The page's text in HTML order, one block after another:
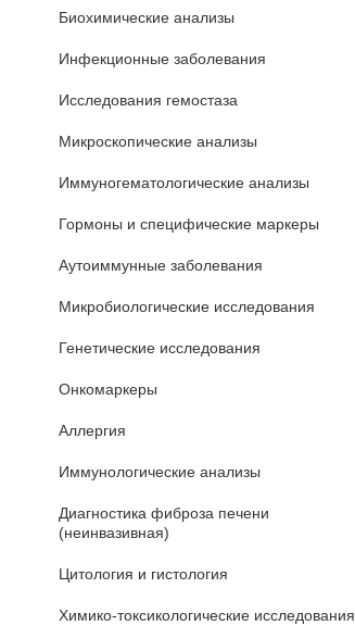
Биохимические анализы
Инфекционные заболевания
Исследования гемостаза
Микроскопические анализы
Иммуногематологические анализы
Гормоны и специфические маркеры
Аутоиммунные заболевания
Микробиологические исследования
Генетические исследования
Онкомаркеры
Аллергия
Иммунологические анализы
Диагностика фиброза печени
(неинвазивная)
Цитология и гистология
Химико-токсикологические исследования